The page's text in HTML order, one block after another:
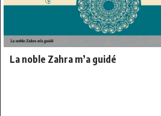
La noble Zahra m’a guidé